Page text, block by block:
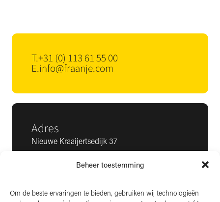
Beheer toestemming
Om de beste ervaringen te bieden, gebruiken wij technologieën
T.+31 (0) 113 61 55 00
E.info@fraanje.com
Adres
Nieuwe Kraaijertsedijk 37
4458 NK ’s-Heer Arendskerke
BTW: NL006850807